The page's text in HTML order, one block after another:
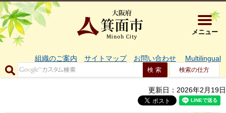
大阪府箕
メニュー
組織のご案内 サイトマップ お問い合わせ Multilingual
検索の仕方
更新日：2026年2月19日